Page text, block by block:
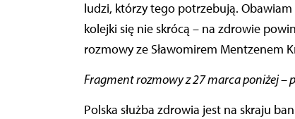
ludzi, którzy tego potrzebują.
kolejki się nie skrócą – na zdrowie
rozmowy ze Sławomirem Mentzenem
Fragment rozmowy z 27 marca poniżej –
Polska służba zdrowia jest na skraju